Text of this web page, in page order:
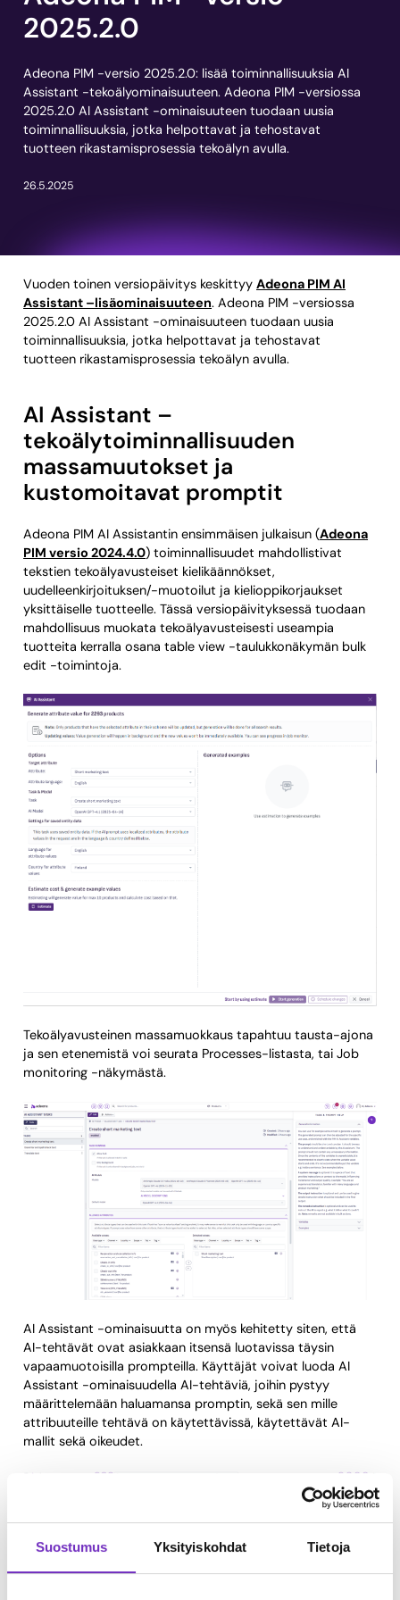
Suostumus Yksityiskohdat Tietoja
2025.2.0
Adeona PIM -versio 2025.2.0: lisää toiminnallisuuksia AI
Assistant -tekoälyominaisuuteen. Adeona PIM -versiossa
2025.2.0 AI Assistant -ominaisuuteen tuodaan uusia
toiminnallisuuksia, jotka helpottavat ja tehostavat
tuotteen rikastamisprosessia tekoälyn avulla.
26.5.2025
Vuoden toinen versiopäivitys keskittyyAdeona PIM AI
Assistant –lisäominaisuuteen. Adeona PIM -versiossa
2025.2.0 AI Assistant -ominaisuuteen tuodaan uusia
toiminnallisuuksia, jotka helpottavat ja tehostavat
tuotteen rikastamisprosessia tekoälyn avulla.
AI Assistant –
tekoälytoiminnallisuuden
massamuutokset ja
kustomoitavat promptit
Adeona PIM AI Assistantin ensimmäisen julkaisun (Adeona
PIM versio 2024.4.0) toiminnallisuudet mahdollistivat
tekstien tekoälyavusteiset kielikäännökset,
uudelleenkirjoituksen/-muotoilut ja kielioppikorjaukset
yksittäiselle tuotteelle. Tässä versiopäivityksessä tuodaan
mahdollisuus muokata tekoälyavusteisesti useampia
tuotteita kerralla osana table view -taulukkonäkymän bulk
edit -toimintoja.
Tekoälyavusteinen massamuokkaus tapahtuu tausta-ajona
ja sen etenemistä voi seurata Processes-listasta, tai Job
monitoring -näkymästä.
AI Assistant -ominaisuutta on myös kehitetty siten, että
AI-tehtävät ovat asiakkaan itsensä luotavissa täysin
vapaamuotoisilla prompteilla. Käyttäjät voivat luoda AI
Assistant -ominaisuudella AI-tehtäviä, joihin pystyy
määrittelemään haluamansa promptin, sekä sen mille
attribuuteille tehtävä on käytettävissä, käytettävät AI-
mallit sekä oikeudet.